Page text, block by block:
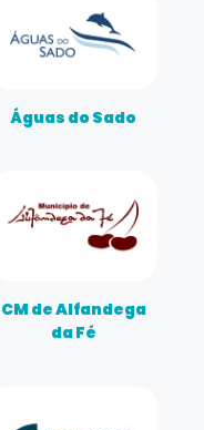
Águas do Sado
CM de Alfandega
da Fé